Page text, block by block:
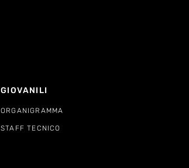
GIOVANILI
ORGANIGRAMMA
STAFF TECNICO